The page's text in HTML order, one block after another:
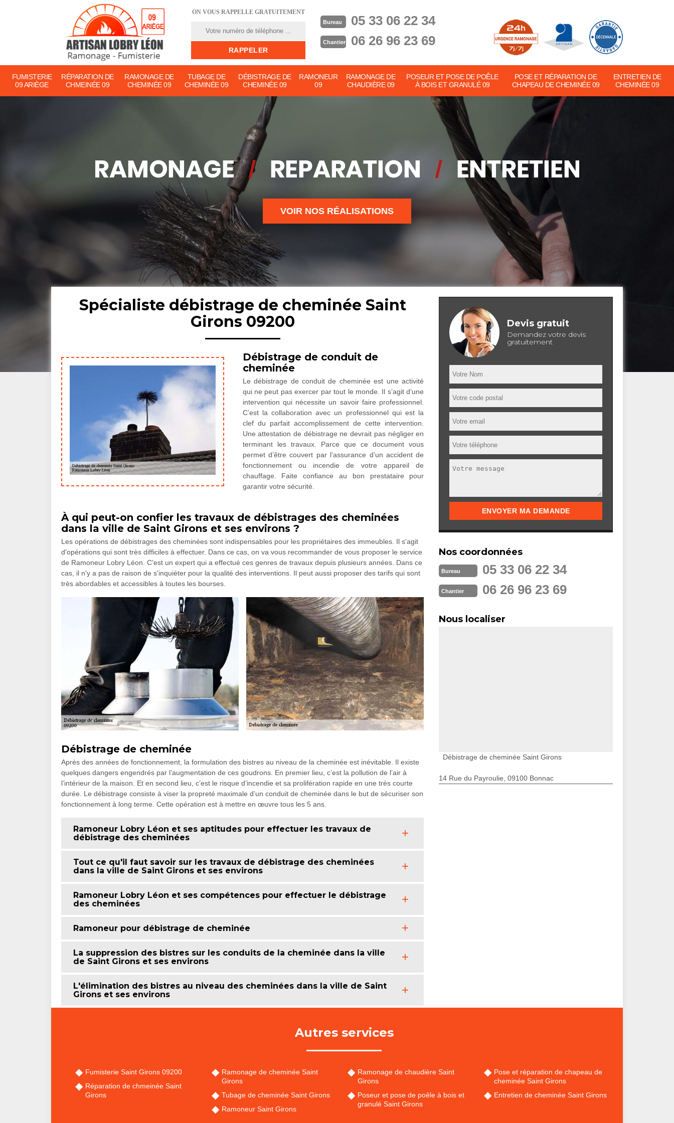
ON VOUS RAPPELLE GRATUITEMENT
Bureau 05 33 06 22 34
Chantier 06 26 96 23 69
FUMISTERIE
09 ARIÈGE
RÉPARATION DE
CHMEINÉE 09
RAMONAGE DE
CHEMINÉE 09
TUBAGE DE
CHEMINÉE 09
DÉBISTRAGE DE
CHEMINÉE 09
RAMONEUR
09
RAMONAGE DE
CHAUDIÈRE 09
POSEUR ET POSE DE POÊLE
À BOIS ET GRANULÉ 09
POSE ET RÉPARATION DE
CHAPEAU DE CHEMINÉE 09
ENTRETIEN DE
CHEMINÉE 09
VOIR NOS RÉALISATIONS
Spécialiste débistrage de cheminée Saint
Girons 09200
Débistrage de conduit de
cheminée
Le débistrage de conduit de cheminée est une activité
qui ne peut pas exercer par tout le monde. Il s’agit d’une
intervention qui nécessite un savoir faire professionnel.
C’est la collaboration avec un professionnel qui est la
clef du parfait accomplissement de cette intervention.
Une attestation de débistrage ne devrait pas négliger en
terminant les travaux. Parce que ce document vous
permet d’être couvert par l’assurance d’un accident de
fonctionnement ou incendie de votre appareil de
chauffage. Faite confiance au bon prestataire pour
garantir votre sécurité.
À qui peut-on confier les travaux de débistrages des cheminées
dans la ville de Saint Girons et ses environs ?
Les opérations de débistrages des cheminées sont indispensables pour les propriétaires des immeubles. Il s'agit
d'opérations qui sont très difficiles à effectuer. Dans ce cas, on va vous recommander de vous proposer le service
de Ramoneur Lobry Léon. C'est un expert qui a effectué ces genres de travaux depuis plusieurs années. Dans ce
cas, il n'y a pas de raison de s'inquiéter pour la qualité des interventions. Il peut aussi proposer des tarifs qui sont
très abordables et accessibles à toutes les bourses.
Débistrage de cheminée
Après des années de fonctionnement, la formulation des bistres au niveau de la cheminée est inévitable. Il existe
quelques dangers engendrés par l’augmentation de ces goudrons. En premier lieu, c’est la pollution de l’air à
l’intérieur de la maison. Et en second lieu, c’est le risque d’incendie et sa prolifération rapide en une très courte
durée. Le débistrage consiste à viser la propreté maximale d’un conduit de cheminée dans le but de sécuriser son
fonctionnement à long terme. Cette opération est à mettre en œuvre tous les 5 ans.
Ramoneur Lobry Léon et ses aptitudes pour effectuer les travaux de
débistrage des cheminées
Tout ce qu'il faut savoir sur les travaux de débistrage des cheminées
dans la ville de Saint Girons et ses environs
Ramoneur Lobry Léon et ses compétences pour effectuer le débistrage
des cheminées
Ramoneur pour débistrage de cheminée
La suppression des bistres sur les conduits de la cheminée dans la ville
de Saint Girons et ses environs
L'élimination des bistres au niveau des cheminées dans la ville de Saint
Girons et ses environs
Devis gratuit
Demandez votre devis
gratuitement
Nos coordonnées
Bureau 05 33 06 22 34
Chantier 06 26 96 23 69
Nous localiser
Débistrage de cheminée Saint Girons
14 Rue du Payroulie, 09100 Bonnac
Autres services
Fumisterie Saint Girons 09200
Réparation de chmeinée Saint
Girons
Ramonage de cheminée Saint
Girons
Tubage de cheminée Saint Girons
Ramoneur Saint Girons
Ramonage de chaudière Saint
Girons
Poseur et pose de poêle à bois et
granulé Saint Girons
Pose et réparation de chapeau de
cheminée Saint Girons
Entretien de cheminée Saint Girons